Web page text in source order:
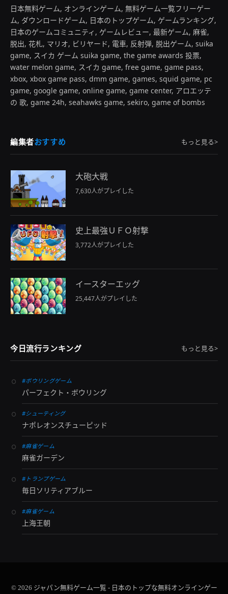
日本無料ゲーム, オンラインゲーム, 無料ゲーム一覧フリーゲー
ム, ダウンロードゲーム, 日本のトップゲーム, ゲームランキング,
日本のゲームコミュニティ, ゲームレビュー, 最新ゲーム, 麻雀,
脱出, 花札, マリオ, ビリヤード, 電車, 反射弾, 脱出ゲーム, suika
game, スイカ ゲーム suika game, the game awards 投票,
water melon game, スイカ game, free game, game pass,
xbox, xbox game pass, dmm game, games, squid game, pc
game, google game, online game, game center, アロエッテ
の 歌, game 24h, seahawks game, sekiro, game of bombs
編集者おすすめ もっと見る>
大砲大戦
7,630人がプレイした
史上最強ＵＦＯ射撃
3,772人がプレイした
イースターエッグ
25,447人がプレイした
今日流行ランキング もっと見る>
#ボウリングゲーム
パーフェクト・ボウリング
#シューティング
ナポレオンスチューピッド
#麻雀ゲーム
麻雀ガーデン
#トランプゲーム
毎日ソリティアブルー
#麻雀ゲーム
上海王朝
© 2026 ジャパン無料ゲーム一覧 - 日本のトップな無料オンラインゲー